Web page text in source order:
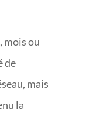
mois ou
de
mais
la